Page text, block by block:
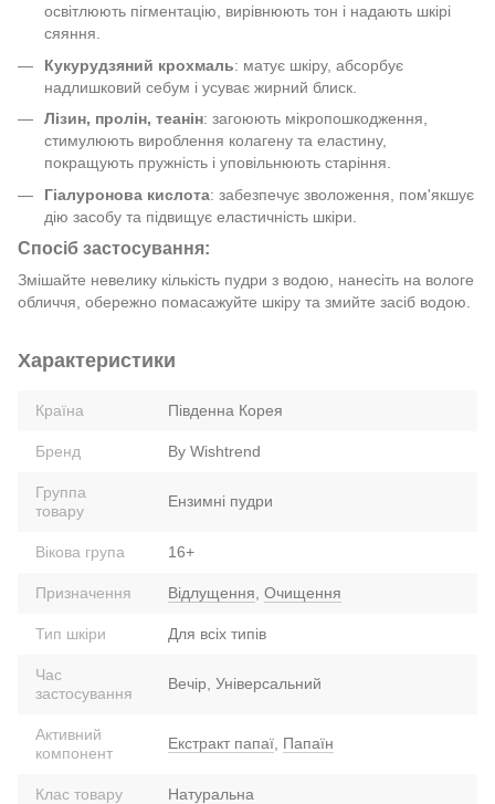
освітлюють пігментацію, вирівнюють тон і надають шкірі
сяяння.
Кукурудзяний крохмаль: матує шкіру, абсорбує
надлишковий себум і усуває жирний блиск.
Лізин, пролін, теанін: загоюють мікропошкодження,
стимулюють вироблення колагену та еластину,
покращують пружність і уповільнюють старіння.
Гіалуронова кислота: забезпечує зволоження, пом'якшує
дію засобу та підвищує еластичність шкіри.
Спосіб застосування:
Змішайте невелику кількість пудри з водою, нанесіть на вологе
обличчя, обережно помасажуйте шкіру та змийте засіб водою.
Характеристики
Країна Південна Корея
Бренд By Wishtrend
Группа
товару
Ензимні пудри
Вікова група 16+
Призначення Відлущення Очищення
Тип шкіри Для всіх типів
Час
застосування
Вечір, Універсальний
Активний
компонент
Екстракт папаї Папаїн
Клас товару Натуральна